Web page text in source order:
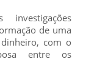
de uma
com o
entre os